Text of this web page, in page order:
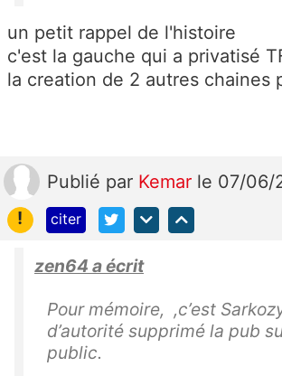
un petit rappel de l'histoire
c'est la gauche qui a privatisé
la creation de 2 autres chaines
Publié par Kemar le 07/06/
!
citer
zen64 a écrit
Pour mémoire, ,c’est
d’autorité supprimé la pub
public.